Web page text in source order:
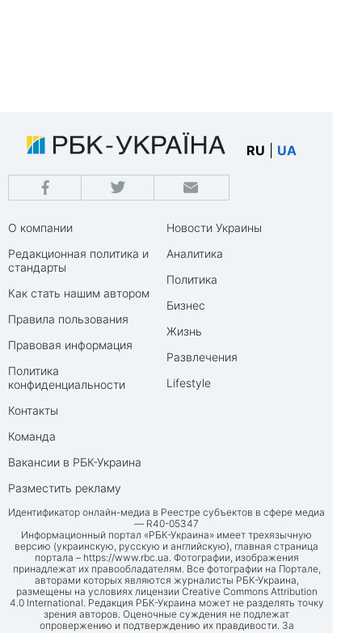
RU UA
О компании
Редакционная политика и
стандарты
Как стать нашим автором
Правила пользования
Правовая информация
Политика
конфиденциальности
Контакты
Команда
Вакансии в РБК-Украина
Разместить рекламу
Новости Украины
Аналитика
Политика
Бизнес
Жизнь
Развлечения
Lifestyle
Идентификатор онлайн-медиа в Реестре субъектов в сфере медиа
— R40-05347
Информационный портал «РБК-Украина» имеет трехязычную
версию (украинскую, русскую и английскую), главная страница
портала – https://www.rbc.ua. Фотографии, изображения
принадлежат их правообладателям. Все фотографии на Портале,
авторами которых являются журналисты РБК-Украина,
размещены на условиях лицензии Creative Commons Attribution
4.0 International. Редакция РБК-Украина может не разделять точку
зрения авторов. Оценочные суждения не подлежат
опровержению и подтверждению их правдивости. За